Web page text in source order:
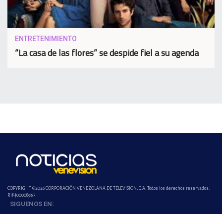
ENTRETENIMIENTO
“La casa de las flores” se despide fiel a su agenda
COPYRIGHT ©2026 CORPORACIÓN VENEZOLANA DE TELEVISION, C.A. Todos los derechos reservados.
Rif-j000089337
SIGUENOS EN: